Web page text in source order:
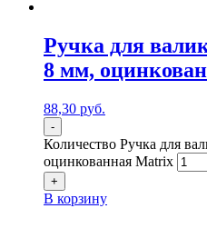
Ручка для
8 мм,
88,30 руб.
-
Количество Ручка для
оцинкованная Matrix
+
В корзину